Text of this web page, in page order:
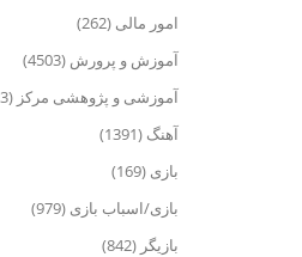
امور مالی (262)
آموزش و پرورش (4503)
آموزشی و پژوهشی مرکز (23)
آهنگ (1391)
بازی (169)
بازی/اسباب بازی (979)
بازیگر (842)